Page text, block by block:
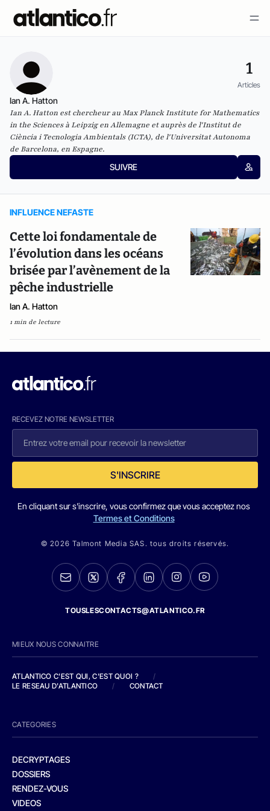
1
Articles
Ian A. Hatton
Ian A. Hatton est chercheur au Max Planck Institute for Mathematics
in the Sciences à Leipzig en Allemagne et auprès de l'Institut de
Ciència i Tecnologia Ambientals (ICTA), de l'Universitat Autonoma
de Barcelona, en Espagne.
SUIVRE
INFLUENCE NEFASTE
Cette loi fondamentale de
l’évolution dans les océans
brisée par l’avènement de la
pêche industrielle
Ian A. Hatton
1 min de lecture
RECEVEZ NOTRE NEWSLETTER
S'INSCRIRE
En cliquant sur s'inscrire, vous confirmez que vous acceptez nos
Termes et Conditions
© 2026 Talmont Media SAS. tous droits réservés.
TOUSLESCONTACTS@ATLANTICO.FR
MIEUX NOUS CONNAITRE
ATLANTICO C'EST QUI, C'EST QUOI ?
/
LE RESEAU D'ATLANTICO
/ CONTACT
CATEGORIES
DECRYPTAGES
DOSSIERS
RENDEZ-VOUS
VIDEOS